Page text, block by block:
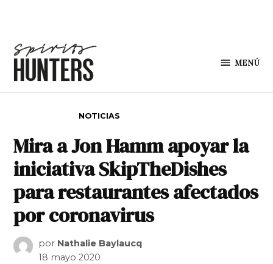
MENÚ
NOTICIAS
Mira a Jon Hamm apoyar la
iniciativa SkipTheDishes
para restaurantes afectados
por coronavirus
por Nathalie Baylaucq
18 mayo 2020